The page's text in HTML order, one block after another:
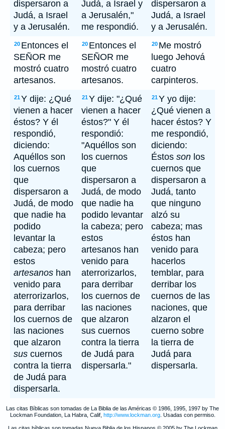
dispersaron a
Judá, a Israel
y a Jerusalén.
Judá, a Israel y
a Jerusalén,"
me respondió.
dispersaron a
Judá, a Israel
y a Jerusalén.
20 Entonces el
SEÑOR me
mostró cuatro
artesanos.
20 Entonces el
SEÑOR me
mostró cuatro
artesanos.
20 Me mostró
luego Jehová
cuatro
carpinteros.
21Y dije: ¿Qué
vienen a hacer
éstos? Y él
respondió,
diciendo:
Aquéllos son
los cuernos
que
dispersaron a
Judá, de modo
que nadie ha
podido
levantar la
cabeza; pero
estos
artesanos han
venido para
aterrorizarlos,
para derribar
los cuernos de
las naciones
que alzaron
sus cuernos
contra la tierra
de Judá para
dispersarla.
21Y dije: "¿Qué
vienen a hacer
éstos?" Y él
respondió:
"Aquéllos son
los cuernos
que
dispersaron a
Judá, de modo
que nadie ha
podido levantar
la cabeza; pero
estos
artesanos han
venido para
aterrorizarlos,
para derribar
los cuernos de
las naciones
que alzaron
sus cuernos
contra la tierra
de Judá para
dispersarla."
21Y yo dije:
¿Qué vienen a
hacer éstos? Y
me respondió,
diciendo:
Éstos son los
cuernos que
dispersaron a
Judá, tanto
que ninguno
alzó su
cabeza; mas
éstos han
venido para
hacerlos
temblar, para
derribar los
cuernos de las
naciones, que
alzaron el
cuerno sobre
la tierra de
Judá para
dispersarla.
Las citas Bíblicas son tomadas de La Biblia de las Américas © 1986, 1995, 1997 by The
Lockman Foundation, La Habra, Calif, http://www.lockman.org. Usadas con permiso.